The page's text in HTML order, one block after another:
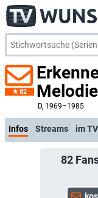
82
D, 1969–1985
Infos Streams im TV
82